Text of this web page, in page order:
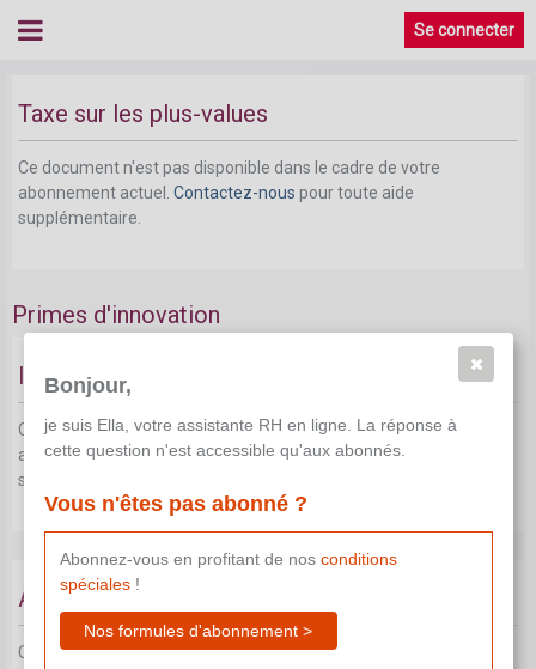
Se connecter
Taxe sur les plus-values
Ce document n'est pas disponible dans le cadre de votre
abonnement actuel. Contactez-nous pour toute aide
supplémentaire.
Primes d'innovation
Instrument de rémunération avantageux
Ce document n'est pas disponible dans le cadre de votre
abonnement actuel.Contactez-nouspour toute aide
supplémentaire.
A qui cela s'applique-t-il?
Ce document n'est pas disponible dans le cadre de votre
Bonjour,
je suis Ella, votre assistante RH en ligne. La réponse à
cette question n'est accessible qu'aux abonnés.
Vous n'êtes pas abonné ?
Abonnez-vous en profitant de nos conditions
spéciales!
Nos formules d'abonnement >